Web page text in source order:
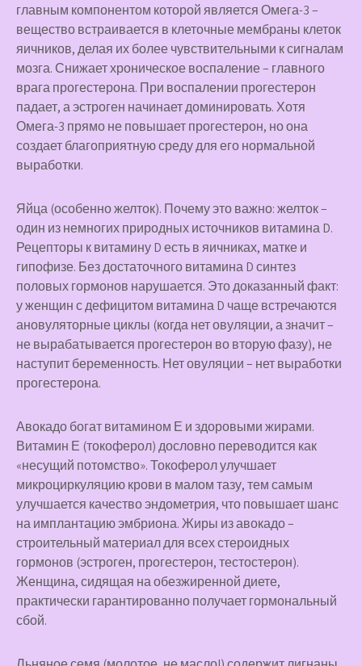
главным компонентом которой является Омега-3 –
вещество встраивается в клеточные мембраны клеток
яичников, делая их более чувствительными к сигналам
мозга. Снижает хроническое воспаление – главного
врага прогестерона. При воспалении прогестерон
падает, а эстроген начинает доминировать. Хотя
Омега-3 прямо не повышает прогестерон, но она
создает благоприятную среду для его нормальной
выработки.
Яйца(особенно желток). Почему это важно: желток –
один из немногих природных источников витамина D.
Рецепторы к витамину D есть в яичниках, матке и
гипофизе. Без достаточного витамина D синтез
половых гормонов нарушается. Это доказанный факт:
у женщин с дефицитом витамина D чаще встречаются
ановуляторные циклы (когда нет овуляции, а значит –
не вырабатывается прогестерон во вторую фазу), не
наступит беременность. Нет овуляции – нет выработки
прогестерона.
Авокадобогат витамином Е и здоровыми жирами.
Витамин Е (токоферол) дословно переводится как
«несущий потомство». Токоферол улучшает
микроциркуляцию крови в малом тазу, тем самым
улучшается качество эндометрия, что повышает шанс
на имплантацию эмбриона. Жиры из авокадо –
строительный материал для всех стероидных
гормонов (эстроген, прогестерон, тестостерон).
Женщина, сидящая на обезжиренной диете,
практически гарантированно получает гормональный
сбой.